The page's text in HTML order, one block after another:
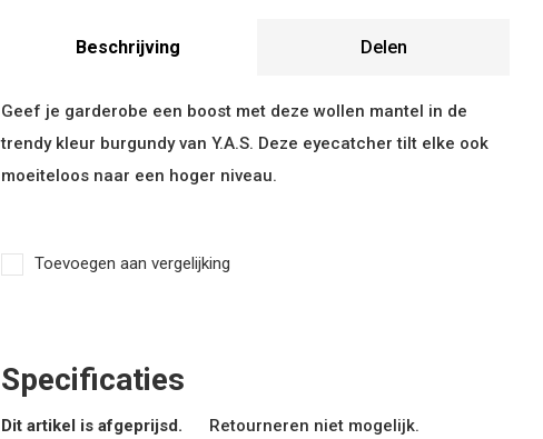
Beschrijving Delen
Geef je garderobe een boost met deze wollen mantel in de
trendy kleur burgundy van Y.A.S. Deze eyecatcher tilt elke ook
moeiteloos naar een hoger niveau.
Toevoegen aan vergelijking
Specificaties
Dit artikel is afgeprijsd. Retourneren niet mogelijk.